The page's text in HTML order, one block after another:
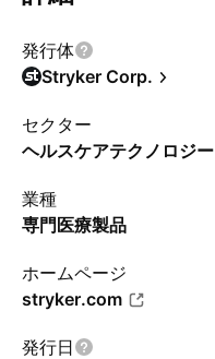
発行体
Stryker Corp.
セクター
ヘルスケアテクノロジー
業種
専門医療製品
ホームページ
stryker.com
発行日